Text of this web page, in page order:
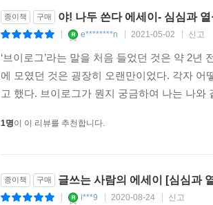
종이책 구매 야! 나두 쓴다 에세이- 심심과 열
e********n 2021-05-02 신고
‘브이로그’라는 말을 처음 들었던 것은 약 2
에 모였던 것은 굉장히 오랜만이었다. 각자
고 했다. 브이로그가 뭔지 궁금하여 나는 나
1명이 이 리뷰를 추천합니다.
종이책 구매 글쓰는 사람의 에세이 [심심과
i***9 2020-08-24 신고